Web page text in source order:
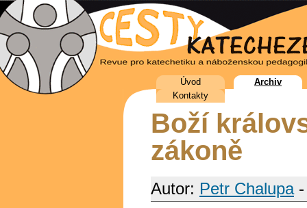
Úvod
Archiv
Kontakty
Boží
zákoně
Autor: Petr Chalupa-